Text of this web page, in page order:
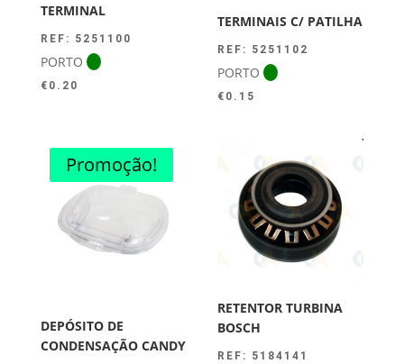
TERMINAL
REF: 5251100
PORTO
€ 0.20
TERMINAIS C/ PATILHA
REF: 5251102
PORTO
€ 0.15
Promoção!
DEPÓSITO DE
CONDENSAÇÃO CANDY
RETENTOR TURBINA
BOSCH
REF: 5184141